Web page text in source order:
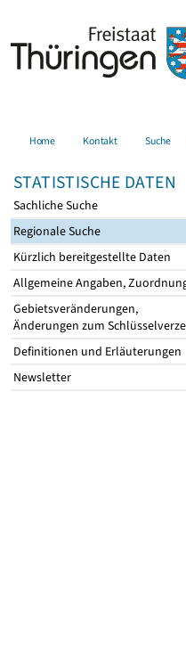
Home Kontakt Suche
STATISTISCHE DATEN
Sachliche Suche
Regionale Suche
Kürzlich bereitgestellte Daten
Allgemeine Angaben,
Gebietsveränderungen,
Änderungen zum
Definitionen und Erläuterungen
Newsletter